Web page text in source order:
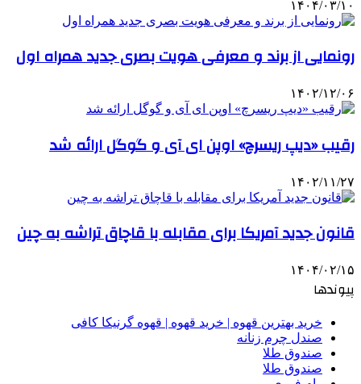
۱۴۰۴/۰۳/۱۰
رونمایی از برند و معرفی هویت بصری جدید همراه اول
۱۴۰۲/۱۲/۰۶
رقیب «دیپ ریسرچ» اوپن ای آی و گوگل ارائه شد
۱۴۰۲/۱۱/۲۷
قانون جدید آمریکا برای مقابله با قاچاق تراشه به چین
۱۴۰۴/۰۲/۱۵
پیوندها
خرید بهترین قهوه | خرید قهوه | قهوه گرنیکا کافی
صندل چرم زنانه
صندوق طلا
صندوق طلا